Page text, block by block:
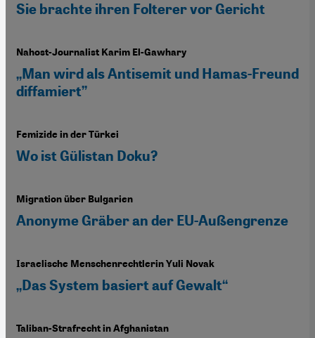
Sie brachte ihren Folterer vor Gericht
Nahost-Journalist Karim El-Gawhary
„Man wird als Antisemit und Hamas-Freund
diffamiert”
Femizide in der Türkei
Wo ist Gülistan Doku?
Migration über Bulgarien
Anonyme Gräber an der EU-Außengrenze
Israelische Menschenrechtlerin Yuli Novak
„Das System basiert auf Gewalt“
Taliban-Strafrecht in Afghanistan